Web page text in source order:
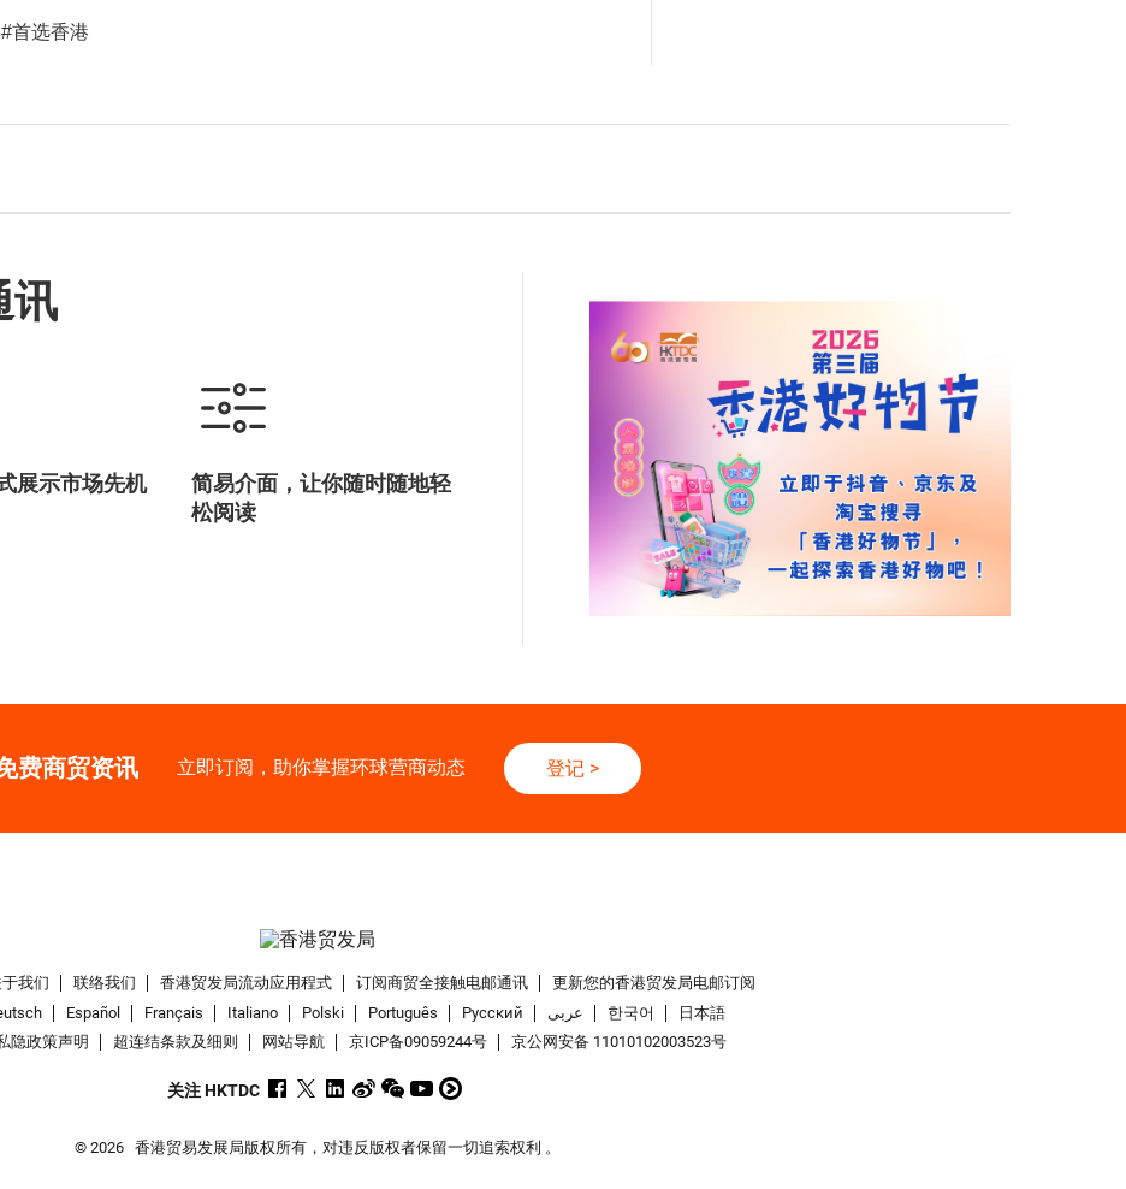
首选香港
讯
展示市场先机
简易介面，让你随时随地轻
松阅读
费商贸资讯 立即订阅，助你掌握环球营商动态 登记>
于我们 联络我们 香港贸发局流动应用程式 订阅商贸全接触电邮通讯
更新您的香港贸发局电邮订阅
Español Français Italiano Polski Português Pусский عربى 한국어
日本語
隐政策声明 超连结条款及细则 网站导航 京ICP备09059244号 京公网安备 11010102003523号
关注 HKTDC
© 2026 香港贸易发展局版权所有，对违反版权者保留一切追索权利 。